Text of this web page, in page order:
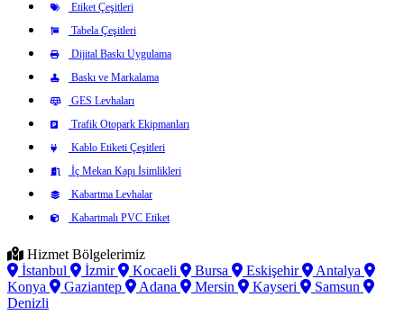
Etiket Çeşitleri
Tabela Çeşitleri
Dijital Baskı Uygulama
Baskı ve Markalama
GES Levhaları
Trafik Otopark Ekipmanları
Kablo Etiketi Çeşitleri
İç Mekan Kapı İsimlikleri
Kabartma Levhalar
Kabartmalı PVC Etiket
Hizmet Bölgelerimiz
İstanbul
İzmir Kocaeli Bursa Eskişehir
Antalya
Konya
Gaziantep Adana Mersin Kayseri
Samsun
Denizli